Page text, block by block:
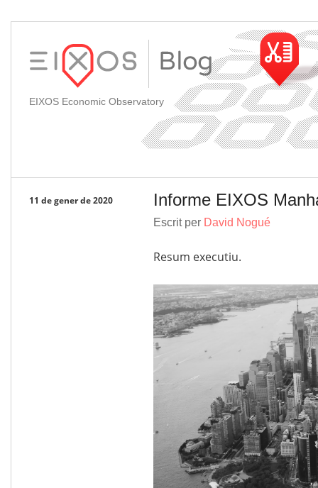
EIXOS Economic Observatory
Informe EIXOS
11 de gener de 2020
Escrit per David Nogué
Resum executiu.